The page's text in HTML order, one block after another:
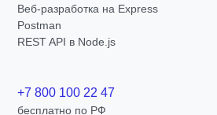
Веб-разработка на Express
Postman
REST API в Node.js
+7 800 100 22 47
бесплатно по РФ